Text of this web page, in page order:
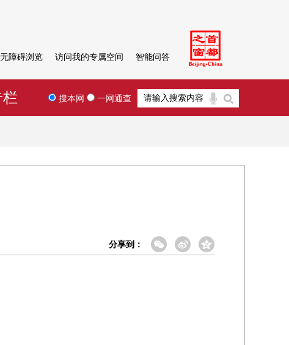
无障碍浏览 访问我的专属空间 智能问答
搜本网 一网通查
分享到：